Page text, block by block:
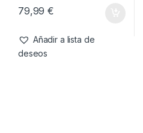
Accesorios de refugios
Refugios
Nash Titan Hide Camo Pro